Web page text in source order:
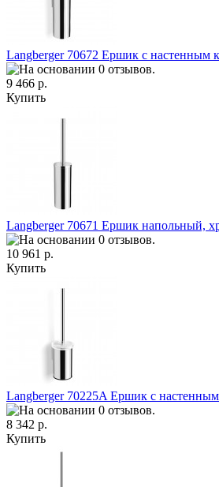
Langberger 70672 Ершик с настенным
9 466 р.
Купить
Langberger 70671 Ершик напольный,
10 961 р.
Купить
Langberger 70225A Ершик с
8 342 р.
Купить